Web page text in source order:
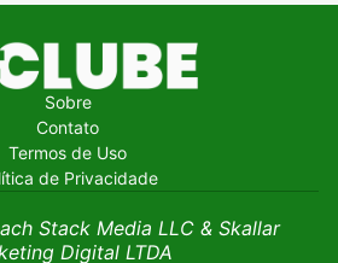
Sobre
Contato
Termos de Uso
de Privacidade
Stack Media LLC & Skallar
Digital LTDA